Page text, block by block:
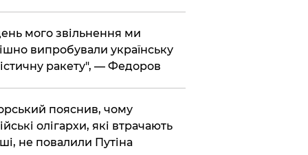
мого звільнення ми
випробували українську
ракету", — Федоров
пояснив, чому
олігархи, які втрачають
не повалили Путіна